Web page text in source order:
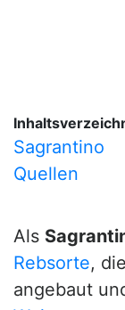
Sagrantino
Quellen
Als
Rebsorte,
angebaut